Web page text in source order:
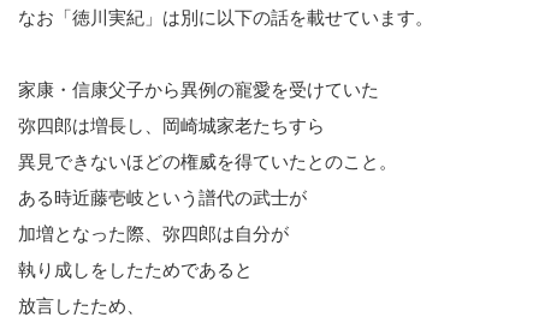
なお「徳川実紀」は別に以下の話を載せています。
家康・信康父子から異例の寵愛を受けていた
弥四郎は増長し、岡崎城家老たちすら
異見できないほどの権威を得ていたとのこと。
ある時近藤壱岐という譜代の武士が
加増となった際、弥四郎は自分が
執り成しをしたためであると
放言したため、